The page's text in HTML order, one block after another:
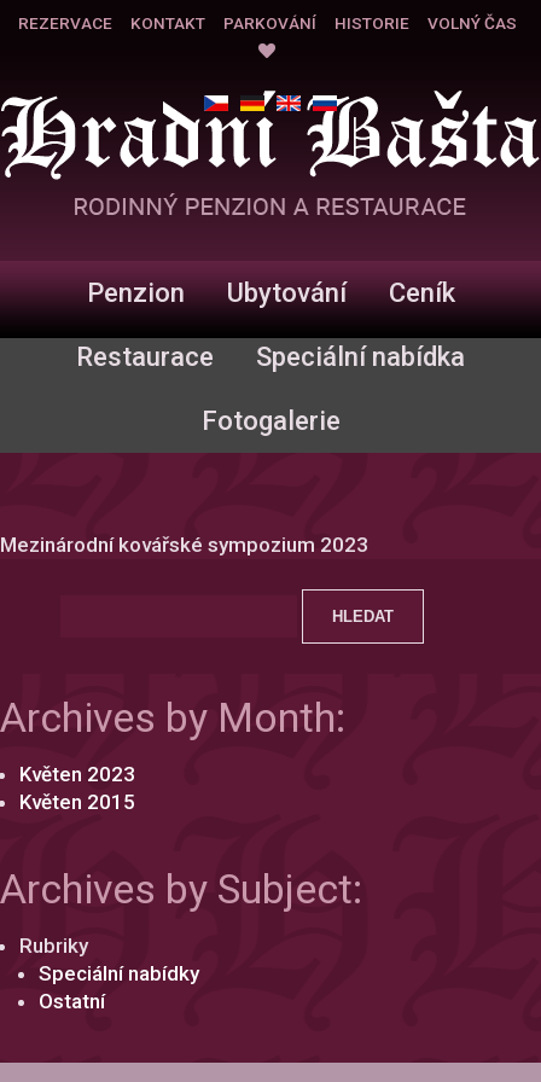
REZERVACE KONTAKT PARKOVÁNÍ HISTORIE VOLNÝ ČAS
Penzion Ubytování Ceník
Restaurace Speciální nabídka
Fotogalerie
Mezinárodní kovářské sympozium 2023
Archives by Month:
Květen 2023
Květen 2015
Archives by Subject:
Rubriky
Speciální nabídky
Ostatní